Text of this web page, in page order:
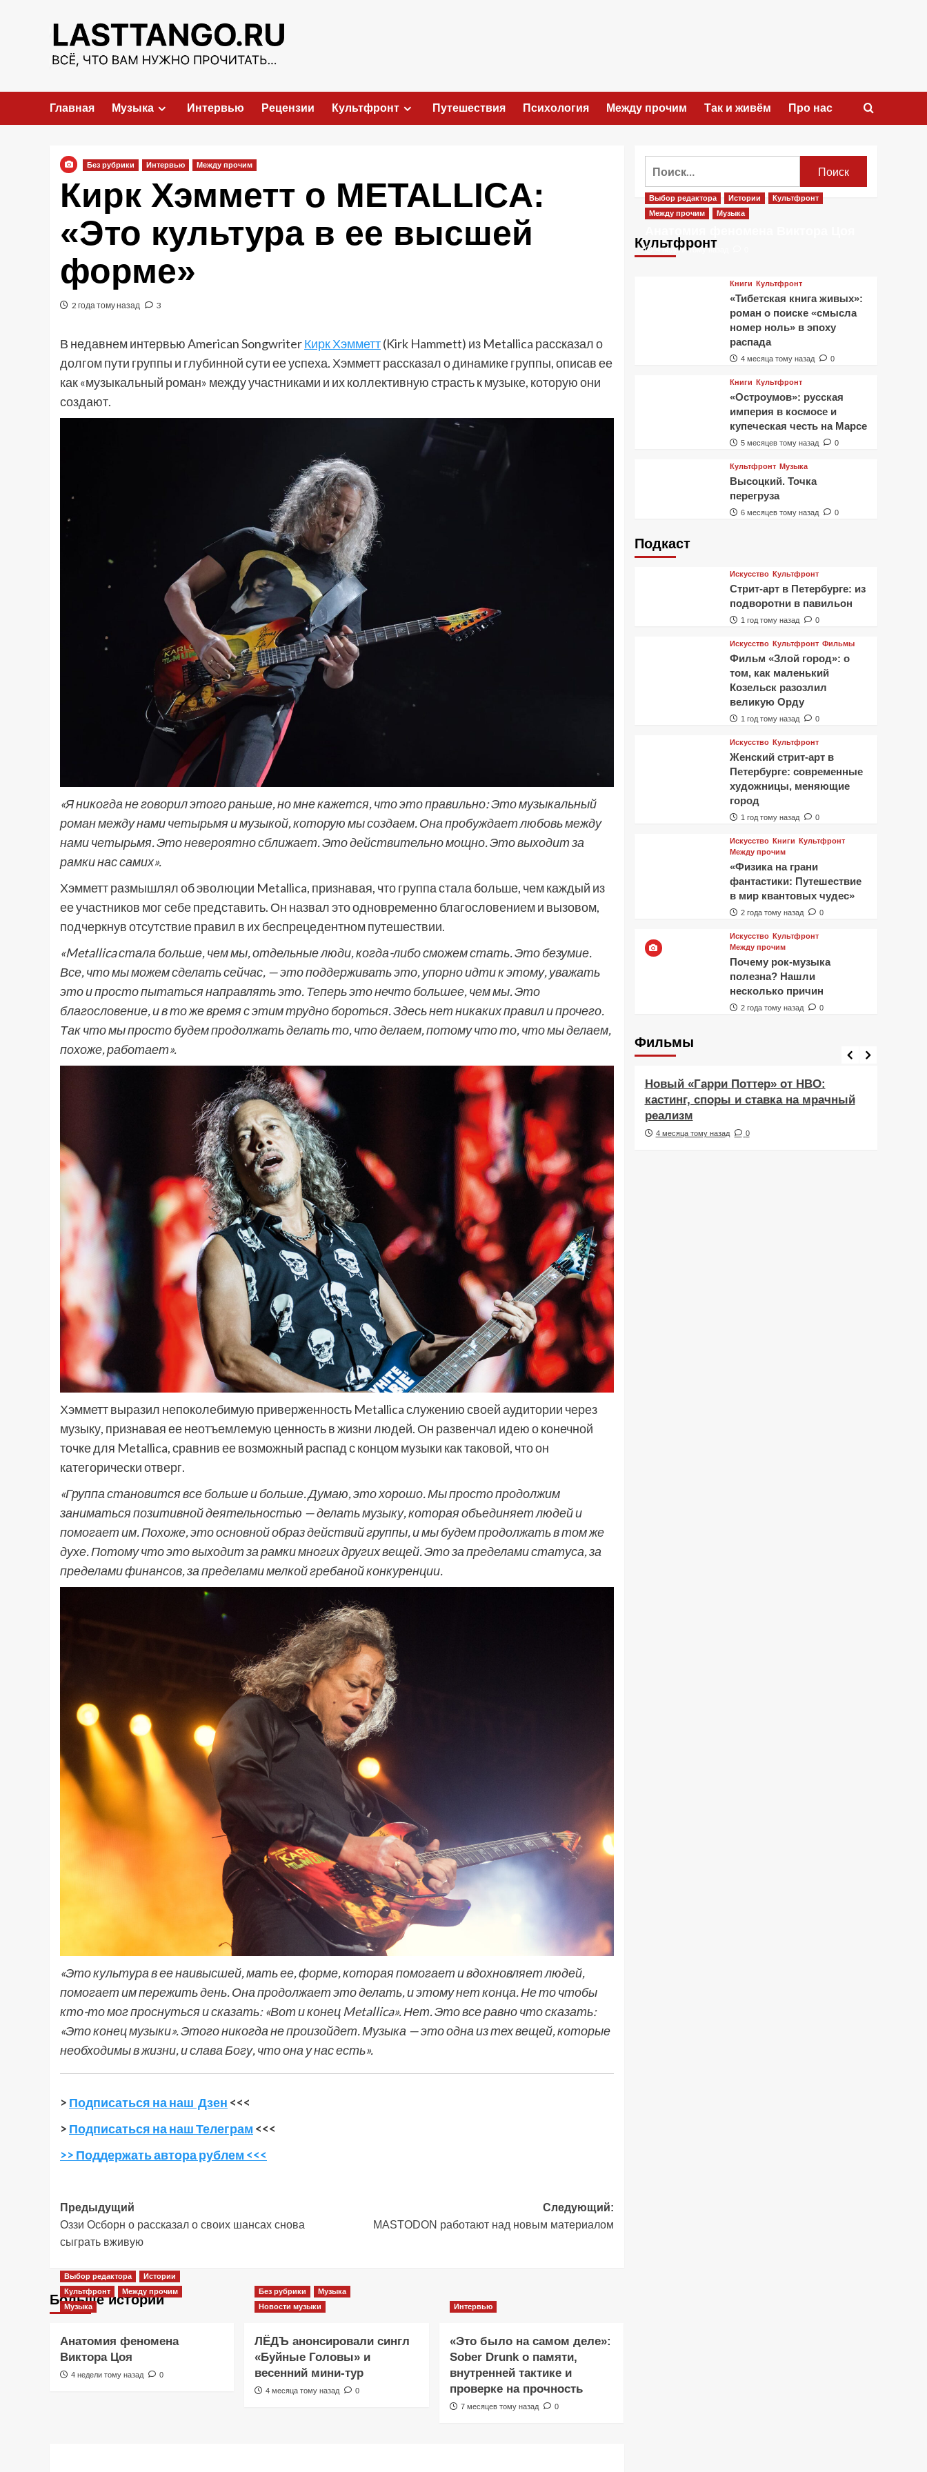
содержимому
Главная Музыка Интервью Рецензии Культфронт Путешествия Психология Между прочим Так и живём Про нас
Без рубрики Интервью Между прочим
Кирк Хэмметт о METALLICA:
«Это культура в ее высшей
форме»
2 года тому назад 3
В недавнем интервью American SongwriterКирк Хэмметт(Kirk Hammett) из Metallica рассказал о
долгом пути группы и глубинной сути ее успеха. Хэмметт рассказал о динамике группы, описав ее
как «музыкальный роман» между участниками и их коллективную страсть к музыке, которую они
создают.
«Я никогда не говорил этого раньше, но мне кажется, что это правильно: Это музыкальный
роман между нами четырьмя и музыкой, которую мы создаем. Она пробуждает любовь между
нами четырьмя. Это невероятно сближает. Это действительно мощно. Это выходит за
рамки нас самих».
Хэмметт размышлял об эволюции Metallica, признавая, что группа стала больше, чем каждый из
ее участников мог себе представить. Он назвал это одновременно благословением и вызовом,
подчеркнув отсутствие правил в их беспрецедентном путешествии.
«Metallica стала больше, чем мы, отдельные люди, когда-либо сможем стать. Это безумие.
Все, что мы можем сделать сейчас, — это поддерживать это, упорно идти к этому, уважать
это и просто пытаться направлять это. Теперь это нечто большее, чем мы. Это
благословение, и в то же время с этим трудно бороться. Здесь нет никаких правил и прочего.
Так что мы просто будем продолжать делать то, что делаем, потому что то, что мы делаем,
похоже, работает».
Хэмметт выразил непоколебимую приверженность Metallica служению своей аудитории через
музыку, признавая ее неотъемлемую ценность в жизни людей. Он развенчал идею о конечной
точке для Metallica, сравнив ее возможный распад с концом музыки как таковой, что он
категорически отверг.
«Группа становится все больше и больше. Думаю, это хорошо. Мы просто продолжим
заниматься позитивной деятельностью — делать музыку, которая объединяет людей и
помогает им. Похоже, это основной образ действий группы, и мы будем продолжать в том же
духе. Потому что это выходит за рамки многих других вещей. Это за пределами статуса, за
пределами финансов, за пределами мелкой гребаной конкуренции.
«Это культура в ее наивысшей, мать ее, форме, которая помогает и вдохновляет людей,
помогает им пережить день. Она продолжает это делать, и этому нет конца. Не то чтобы
кто-то мог проснуться и сказать: «Вот и конец Metallica». Нет. Это все равно что сказать:
«Это конец музыки». Этого никогда не произойдет. Музыка — это одна из тех вещей, которые
необходимы в жизни, и слава Богу, что она у нас есть».
> Подписаться на наш Дзен <<<
> Подписаться на наш Телеграм <<<
>> Поддержать автора рублем <<<
Навигация
записи
Предыдущий
Оззи Осборн о рассказал о своих шансах снова
сыграть вживую
Следующий:
MASTODON работают над новым материалом
Больше историй
Выбор редактора
Истории
Культфронт
Между прочим
Музыка
Анатомия феномена
Виктора Цоя
4 недели тому назад 0
Без рубрики
Музыка
Новости музыки
ЛЁДЪ анонсировали сингл
«Буйные Головы» и
весенний мини-тур
4 месяца тому назад 0
Интервью
«Это было на самом деле»:
Sober Drunk о памяти,
внутренней тактике и
проверке на прочность
7 месяцев тому назад 0
Культфронт
Выбор редактора Истории
Культфронт
Между прочим
Музыка
4 недели тому назад
Книги Культфронт
«Тибетская книга живых»:
роман о поиске «смысла
номер ноль» в эпоху
распада
4 месяца тому назад 0
Книги Культфронт
«Остроумов»: русская
империя в космосе и
купеческая честь на Марсе
5 месяцев тому назад 0
Культфронт Музыка
Высоцкий. Точка
перегруза
6 месяцев тому назад 0
Подкаст
Искусство Культфронт
Стрит-арт в Петербурге: из
подворотни в павильон
1 год тому назад 0
Искусство Культфронт Фильмы
Фильм «Злой город»: о
том, как маленький
Козельск разозлил
великую Орду
1 год тому назад 0
Искусство Культфронт
Женский стрит-арт в
Петербурге: современные
художницы, меняющие
город
1 год тому назад 0
Искусство Книги Культфронт
Между прочим
«Физика на грани
фантастики: Путешествие
в мир квантовых чудес»
2 года тому назад 0
Искусство Культфронт
Между прочим
Почему рок-музыка
полезна? Нашли
несколько причин
2 года тому назад 0
Фильмы
«Как приручить лису»: триллер,
который охотится не за маньяком, а
за человеческими слабостями
9 месяцев тому назад 0
Фильмы
Новый «Гарри Поттер» от HBO:
кастинг, споры и ставка на мрачный
реализм
4 месяца тому назад 0